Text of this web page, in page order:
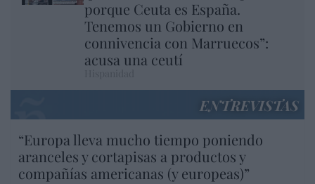
porque Ceuta es España.
Tenemos un Gobierno en
connivencia con Marruecos”:
acusa una ceutí
ENTREVISTAS
“Europa lleva mucho tiempo poniendo
aranceles y cortapisas a productos y
compañías americanas (y europeas)”